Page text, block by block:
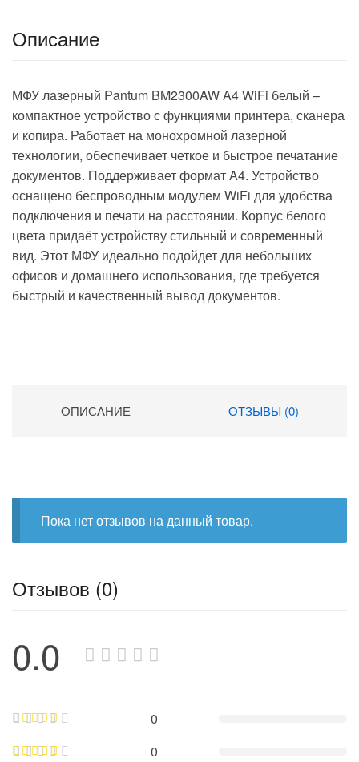
Описание
МФУ лазерный Pantum BM2300AW A4 WiFi белый –
компактное устройство с функциями принтера, сканера
и копира. Работает на монохромной лазерной
технологии, обеспечивает четкое и быстрое печатание
документов. Поддерживает формат A4. Устройство
оснащено беспроводным модулем WiFi для удобства
подключения и печати на расстоянии. Корпус белого
цвета придаёт устройству стильный и современный
вид. Этот МФУ идеально подойдет для небольших
офисов и домашнего использования, где требуется
быстрый и качественный вывод документов.
ОПИСАНИЕ ОТЗЫВЫ (0)
Пока нет отзывов на данный товар.
Отзывов (0)
0.0
0
0